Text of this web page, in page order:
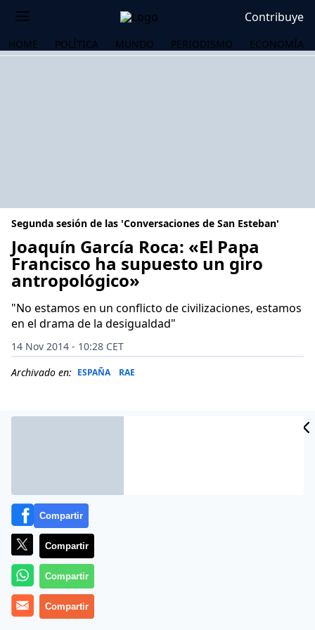
Contribuye
HOME POLÍTICA MUNDO PERIODISMO ECONOMÍA
Segunda sesión de las 'Conversaciones de San Esteban'
Joaquín García Roca: «El Papa
Francisco ha supuesto un giro
antropológico»
"No estamos en un conflicto de civilizaciones, estamos
en el drama de la desigualdad"
14 Nov 2014 - 10:28 CET
Archivado en: ESPAÑA RAE
(Juan Antonio Mateos
conversaciones de San Esteban; ha intervenido don
Compartir
Compartir
Compartir
Compartir